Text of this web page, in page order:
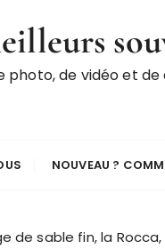
photo, de vidéo et
NOUVEAU ?
de sable fin, la